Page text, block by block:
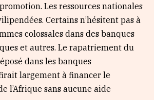
Les ressources nationales
Certains n’hésitent pas à
colossales dans des banques
et autres. Le rapatriement du
dans les banques
largement à financer le
l’Afrique sans aucune aide